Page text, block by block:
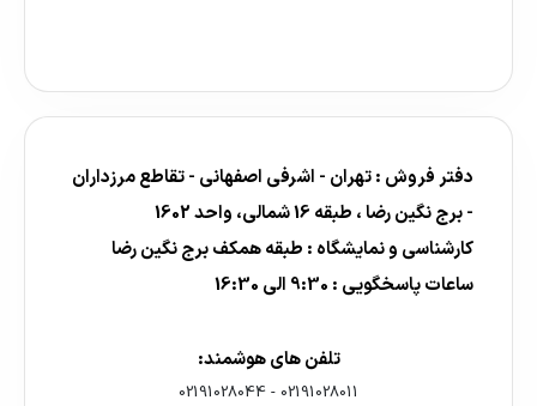
دفتر فروش : تهران - اشرفی اصفهانی - تقاطع مرزداران
- برج نگین رضا ، طبقه 16 شمالی، واحد 1602
کارشناسی و نمایشگاه : طبقه همکف برج نگین رضا
ساعات پاسخگویی : 9:30 الی 16:30
تلفن های هوشمند:
02191028011
-
02191028044